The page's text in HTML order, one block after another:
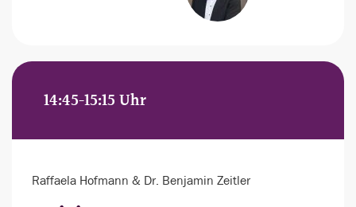
14:45-15:15 Uhr
Raffaela Hofmann & Dr. Benjamin Zeitler